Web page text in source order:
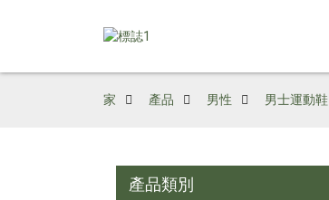
家 產品 男性 男士運動鞋
產品類別Loading...
Loading...